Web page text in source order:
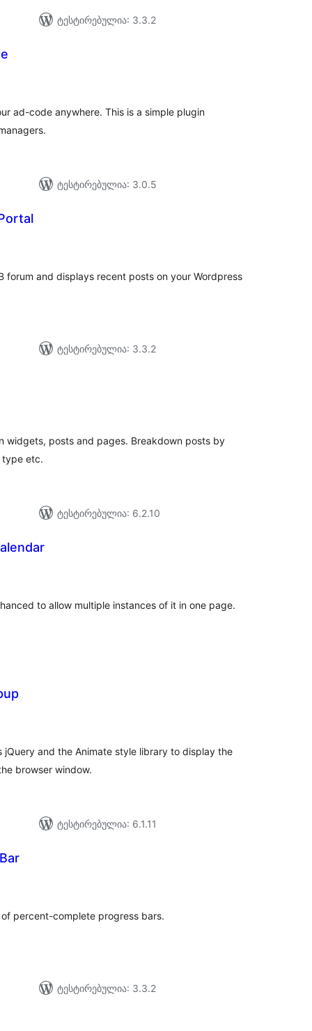
ტესტირებულია: 3.3.2
ad-code anywhere. This is a simple plugin
ტესტირებულია: 3.0.5
forum and displays recent posts on your Wordpress
ტესტირებულია: 3.3.2
widgets, posts and pages. Breakdown posts by
type etc.
ტესტირებულია: 6.2.10
to allow multiple instances of it in one page.
and the Animate style library to display the
browser window.
ტესტირებულია: 6.1.11
percent-complete progress bars.
ტესტირებულია: 3.3.2